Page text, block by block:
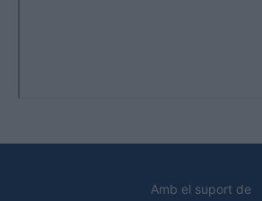
Amb el suport de